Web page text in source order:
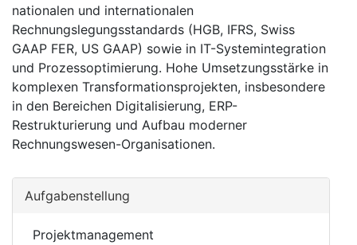
nationalen und internationalen
Rechnungslegungsstandards (HGB, IFRS, Swiss
GAAP FER, US GAAP) sowie in IT-Systemintegration
und Prozessoptimierung. Hohe Umsetzungsstärke in
komplexen Transformationsprojekten, insbesondere
in den Bereichen Digitalisierung, ERP-
Restrukturierung und Aufbau moderner
Rechnungswesen-Organisationen.
Aufgabenstellung
Projektmanagement